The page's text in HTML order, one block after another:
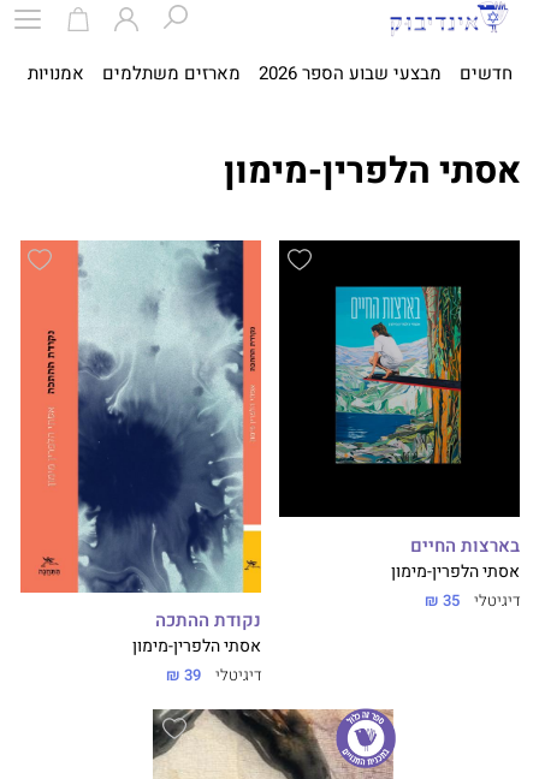
חדשים מבצעי שבוע הספר 2026 מארזים משתלמים אמנויות
אסתי הלפרין-מימון
בארצות החיים
אסתי הלפרין-מימון
דיגיטלי 35 ₪
נקודת ההתכה
אסתי הלפרין-מימון
דיגיטלי 39 ₪